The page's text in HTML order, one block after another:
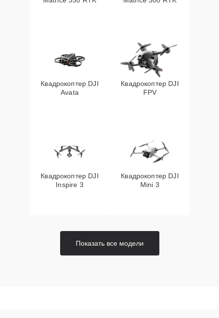
Квадрокоптер DJI
Avata
Квадрокоптер DJI
FPV
Квадрокоптер DJI
Inspire 3
Квадрокоптер DJI
Mini 3
Показать все модели